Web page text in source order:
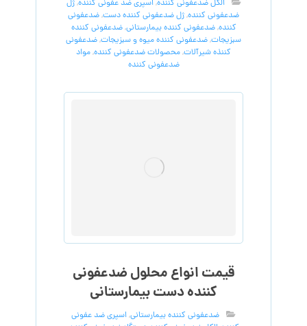
الکل ضدعفونی کننده,اسپری ضد عفونی کننده,ژل
ضدعفونی کننده,ژل ضدعفونی کننده دست,ضدعفونی
کننده,ضدعفونی کننده بیمارستانی,ضدعفونی کننده
سبزیجات,ضدعفونی کننده میوه و سبزیجات,ضدعفونی
کننذه شیرآلات,محصولات ضدعفونی کننده,مواد
ضدعفونی کننده
قیمت انواع محلول ضدعفونی
کننده دست بیمارستانی
ضدعفونی کننده بیمارستانی,اسپری ضد عفونی